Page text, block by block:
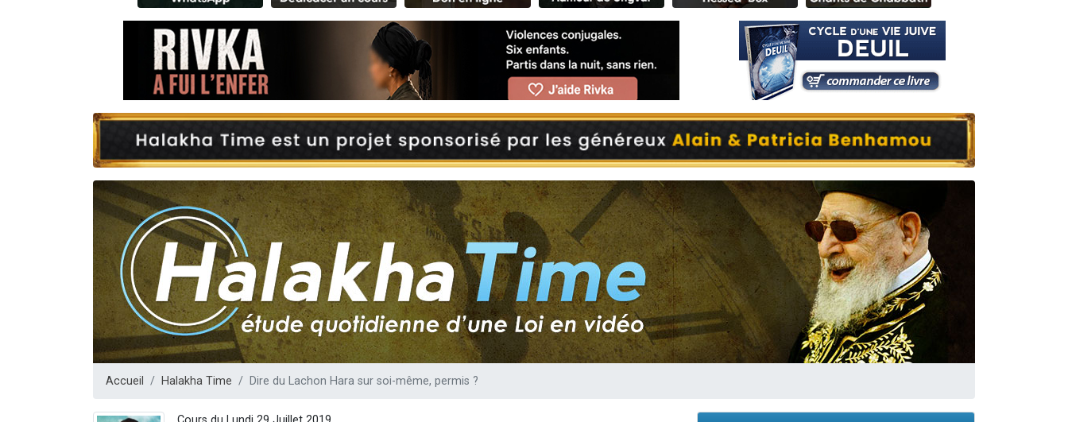
Il reste 49 places pour étudier en groupe sur Zoom
12 nouvelles musiques dans Torah-Box Music
3 personnes viennent de nous rejoindre sur WhatsApp
2 personnes viennent de nous rejoindre sur WhatsApp
3 personnes viennent de nous rejoindre sur WhatsApp
8 personnes viennent de faire un don pour Tsédaka : pauvres d'Israel
61 personnes viennent de demander une bénédiction
Ariel vient de donner son Maasser
Il reste 49 places pour étudier en groupe sur Zoom
Eva vient de donner son Maasser
Accueil Halakha Time Dire du Lachon Hara sur soi-même, permis ?